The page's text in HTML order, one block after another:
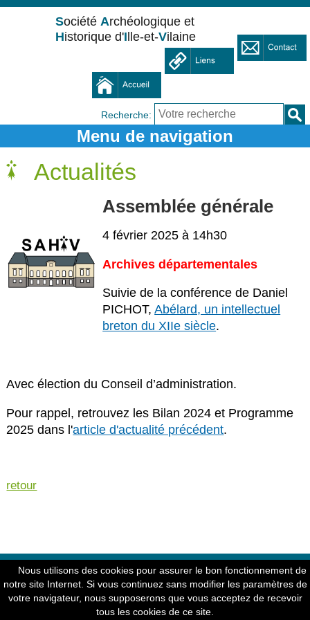
Nous utilisons des cookies pour assurer le bon fonctionnement de
notre site Internet. Si vous continuez sans modifier les paramètres de
votre navigateur, nous supposerons que vous acceptez de recevoir
tous les cookies de ce site.
Société Archéologique et
Historique d'I lle-et-Vilaine
Recherche:
Actualités
Assemblée générale
4 février 2025 à 14h30
Archives départementales
Suivie de la conférence de Daniel
PICHOT,Abélard, un intellectuel
breton du XIIe siècle.
Avec élection du Conseil d’administration.
Pour rappel, retrouvez les Bilan 2024 et Programme
2025 dans l'article d'actualité précédent.
retour
© Copyright 2004-2026 - Société Archéologique et Historique
d'Ille et Vilaine - Mentions légales - Crédits